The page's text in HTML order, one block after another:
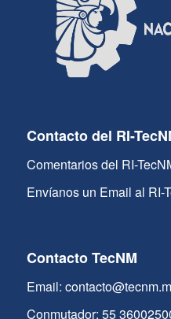
Contacto del RI-
Comentarios del RI-
Envíanos un Email al RI-
Contacto TecNM
Email:
Conmutador: 55